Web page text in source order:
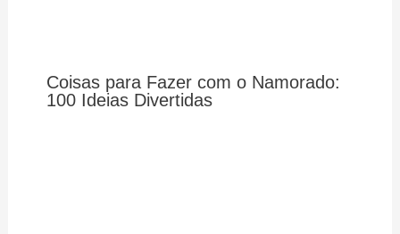
Coisas para Fazer com o Namorado:
100 Ideias Divertidas